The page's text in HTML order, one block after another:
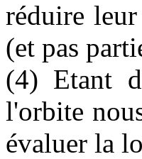
réduire
(et pas
(4) Etant
l'orbite
évaluer la